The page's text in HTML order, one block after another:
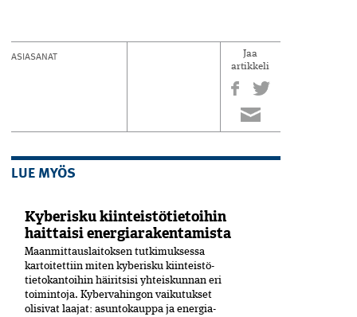
ASIASANAT
Jaa
artikkeli
LUE MYÖS
Kyberisku kiinteistötietoihin
haittaisi energiarakentamista
Maanmittauslaitoksen tutkimuksessa
kartoitettiin miten kyberisku kiinteistö­
tietokantoihin häiritsisi yhteiskunnan eri
toimintoja. Kyber­vahingon vaikutukset
olisivat laajat: asuntokauppa ja energia­